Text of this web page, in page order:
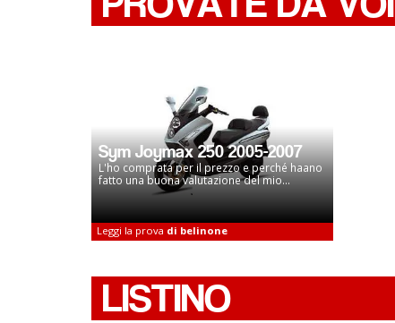
Sym Joymax 250 2005-2007
L'ho comprata per il prezzo e perché haano
fatto una buona valutazione del mio...
Leggi la prova di belinone
LISTINO